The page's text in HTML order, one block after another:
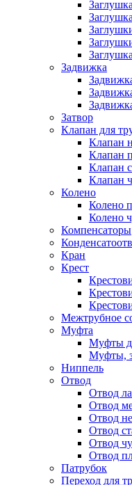
Задвижка
Затвор
Клапан для
Клапан
Клапан
Клапан
Клапан
Колено
Колено
Колено
Компенсаторы
Кран
Крест
Межтрубное
Муфта
Муфты
Муфты,
Ниппель
Отвод
Отвод
Отвод
Отвод
Отвод
Отвод
Отвод
Патрубок
Переход для